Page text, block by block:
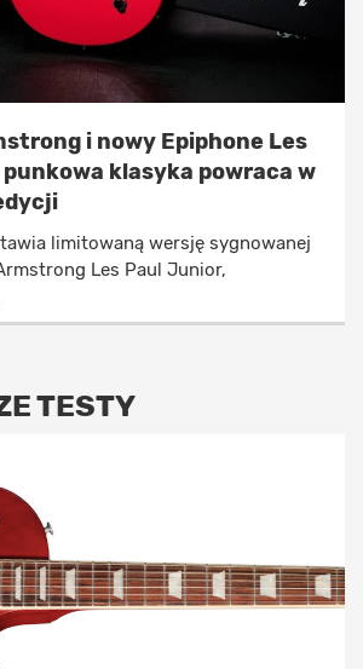
i nowy Epiphone Les
klasyka powraca w
limitowaną wersję sygnowanej
Les Paul Junior,
TESTY